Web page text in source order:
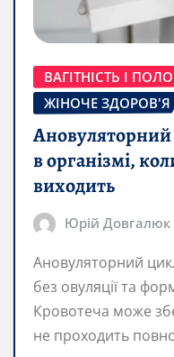
ВАГІТНІСТЬ І
ЖІНОЧЕ ЗДОРОВ'Я
Ановуляторний
в організмі,
виходить
Юрій Довгалюк
Ановуляторний
без овуляції та
Кровотеча може
не проходить